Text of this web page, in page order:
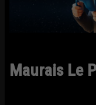
Maurais Le